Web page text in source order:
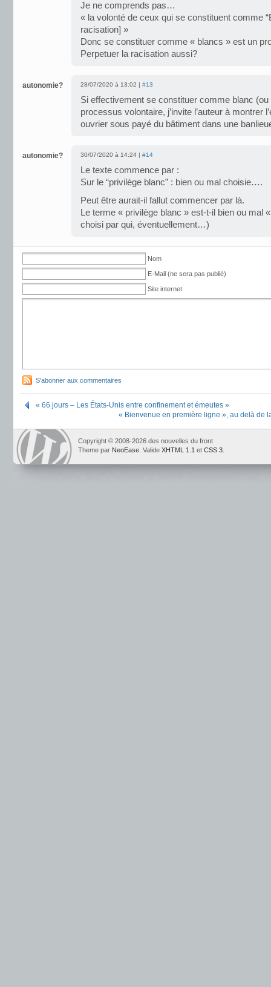
Je ne comprends pas…
« la volonté de ceux qui se constituent comme
racisation] »
Donc se constituer comme « blancs » est un
Perpetuer la racisation aussi?
autonomie? 28/07/2020 à 13:02 | #13
Si effectivement se constituer comme blanc
processus volontaire, j’invite l’auteur à montrer
ouvrier sous payé du bâtiment dans une
autonomie? 30/07/2020 à 14:24 | #14
Le texte commence par :
Sur le “privilège blanc” : bien ou mal choisie….
Peut être aurait-il fallut commencer par là.
Le terme « privilège blanc » est-t-il bien ou mal
choisi par qui, éventuellement…)
Nom
E-Mail (ne sera pas publié)
Site internet
S'abonner aux commentaires
« 66 jours – Les États-Unis entre confinement et émeutes »
« Bienvenue en première ligne », au delà de
Copyright © 2008-2026 des nouvelles du front
Theme par NeoEase . Valide XHTML 1.1 et CSS 3